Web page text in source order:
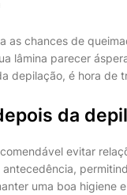
as chances de
lâmina parecer
depilação, é hora de
da
evitar
uma boa